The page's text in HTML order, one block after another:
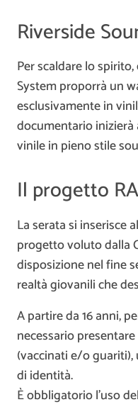
Riverside
Per scaldare lo
System proporrà un
esclusivamente in
documentario inizierà
vinile in pieno stile
Il progetto
La serata si inserisce
progetto voluto dalla
disposizione nel fine
realtà giovanili che
A partire da 16 anni,
necessario
(vaccinati e/o
di identità.
È obbligatorio l’uso